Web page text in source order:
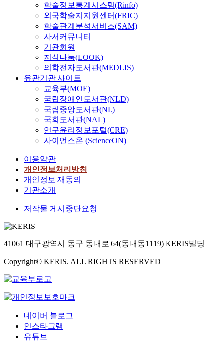
학술정보통계시스템(Rinfo)
외국학술지지원센터(FRIC)
학술관계분석서비스(SAM)
사서커뮤니티
기관회원
지식나눔(LOOK)
의학전자도서관(MEDLIS)
유관기관 사이트
교육부(MOE)
국립장애인도서관(NLD)
국립중앙도서관(NL)
국회도서관(NAL)
연구윤리정보포털(CRE)
사이언스온 (ScienceON)
이용약관
개인정보처리방침
개인정보 재동의
기관소개
저작물 게시중단요청
41061 대구광역시 동구 동내로 64(동내동1119) KERIS빌딩
Copyright© KERIS. ALL RIGHTS RESERVED
네이버 블로그
인스타그램
유튜브